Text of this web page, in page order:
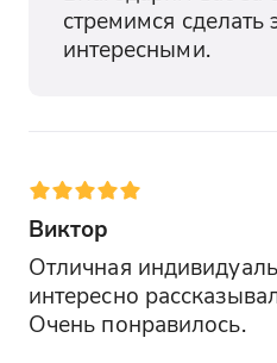
стремимся сделать
интересными.
Виктор
Отличная
интересно
Очень понравилось.